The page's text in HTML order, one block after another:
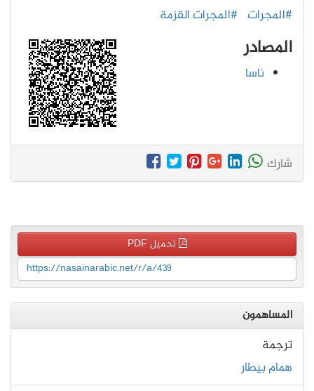
#المجرات #المجرات القزمة
المصادر
ناسا
شارك
تحميل PDF
https://nasainarabic.net/r/a/439
المساهمون
ترجمة
همام بيطار